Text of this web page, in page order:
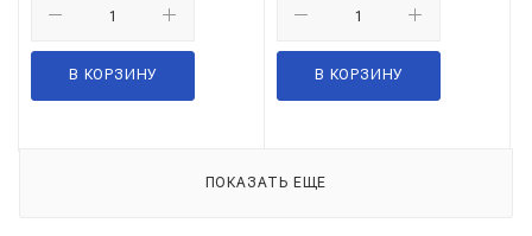
В КОРЗИНУ В КОРЗИНУ
ПОКАЗАТЬ ЕЩЕ